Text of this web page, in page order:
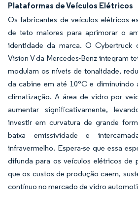
Plataformas de Veículos Elétricos
Os fabricantes de veículos elétricos
de teto maiores para aprimorar o
identidade da marca. O Cybertruck
Vision V da Mercedes-Benz integram
modulam os níveis de tonalidade,
da cabine em até 10°C e diminuindo
climatização. A área de vidro por
aumentar significativamente,
investir em curvatura de grande
baixa emissividade e
infravermelho. Espera-se que essa
difunda para os veículos elétricos de
que os custos de produção caem,
contínuo no mercado de vidro